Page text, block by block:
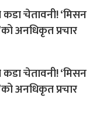
कडा चेतावनी! ‘मिसन
अनधिकृत प्रचार
कडा चेतावनी! ‘मिसन
अनधिकृत प्रचार